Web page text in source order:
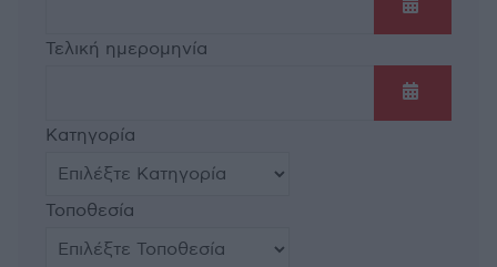
Ανοίξτε
Τελική ημερομηνία
Ανοίξτε
Κατηγορία
Τοποθεσία